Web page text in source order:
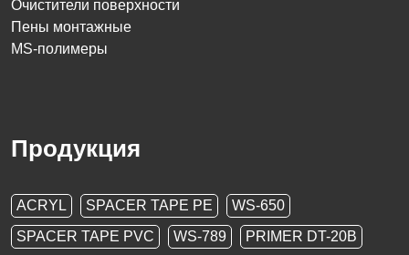
Очистители поверхности
Пены монтажные
MS-полимеры
Продукция
ACRYL SPACER TAPE PE
WS-650
SPACER TAPE PVC
WS-789
PRIMER DT-20B